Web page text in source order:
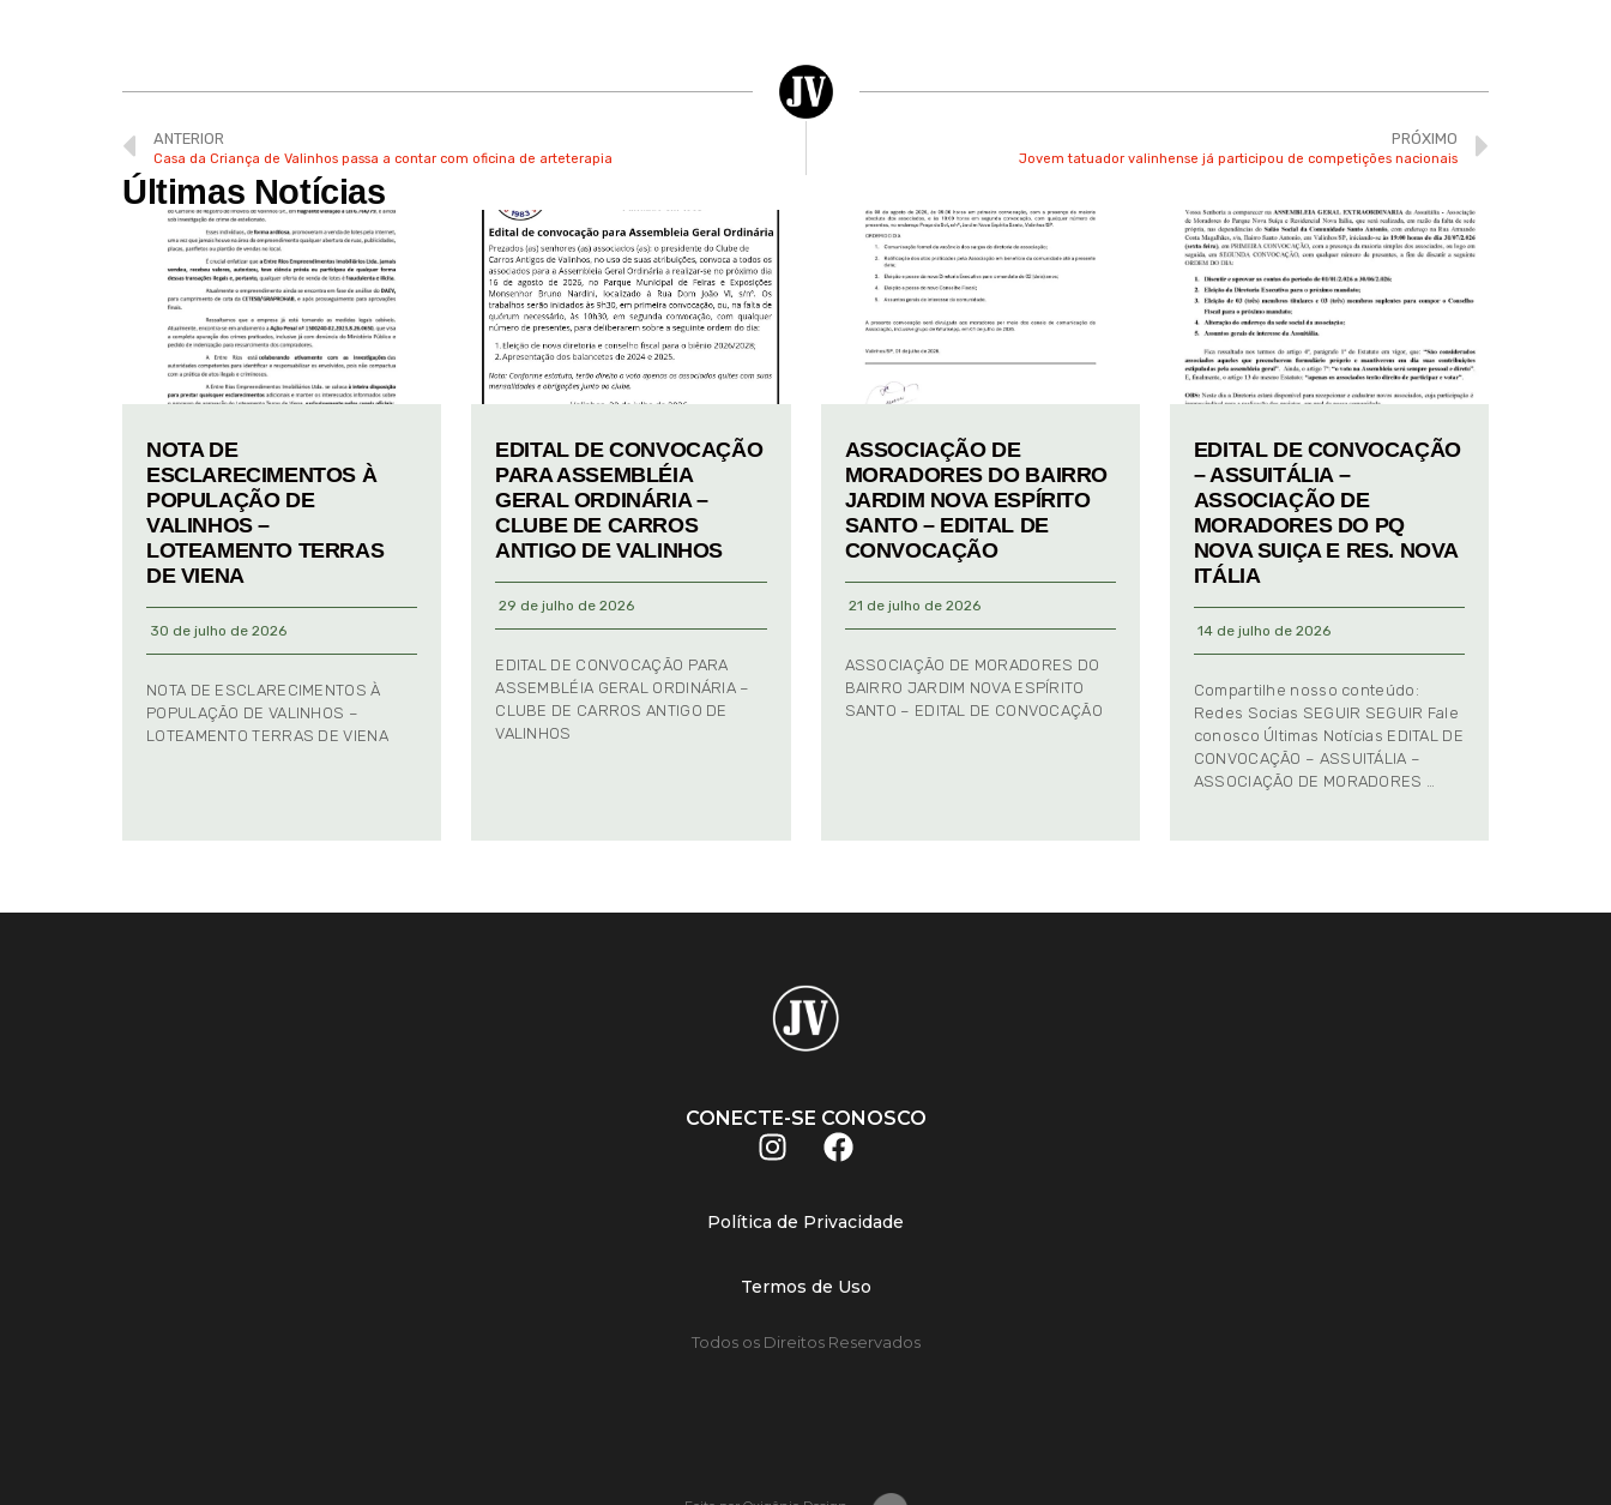
ANTERIOR
Casa da Criança de Valinhos passa a contar com oficina de arteterapia
PRÓXIMO
Jovem tatuador valinhense já participou de competições nacionais
Últimas Notícias
NOTA DE
ESCLARECIMENTOS À
POPULAÇÃO DE
VALINHOS –
LOTEAMENTO TERRAS
DE VIENA
30 de julho de 2026
NOTA DE ESCLARECIMENTOS À
POPULAÇÃO DE VALINHOS –
LOTEAMENTO TERRAS DE VIENA
EDITAL DE CONVOCAÇÃO
PARA ASSEMBLÉIA
GERAL ORDINÁRIA –
CLUBE DE CARROS
ANTIGO DE VALINHOS
29 de julho de 2026
EDITAL DE CONVOCAÇÃO PARA
ASSEMBLÉIA GERAL ORDINÁRIA –
CLUBE DE CARROS ANTIGO DE
VALINHOS
ASSOCIAÇÃO DE
MORADORES DO BAIRRO
JARDIM NOVA ESPÍRITO
SANTO – EDITAL DE
CONVOCAÇÃO
21 de julho de 2026
ASSOCIAÇÃO DE MORADORES DO
BAIRRO JARDIM NOVA ESPÍRITO
SANTO – EDITAL DE CONVOCAÇÃO
EDITAL DE CONVOCAÇÃO
– ASSUITÁLIA –
ASSOCIAÇÃO DE
MORADORES DO PQ
NOVA SUIÇA E RES. NOVA
ITÁLIA
14 de julho de 2026
Compartilhe nosso conteúdo:
Redes Socias SEGUIR SEGUIR Fale
conosco Últimas Notícias EDITAL DE
CONVOCAÇÃO – ASSUITÁLIA –
ASSOCIAÇÃO DE MORADORES …
CONECTE-SE CONOSCO
Política de Privacidade
Termos de Uso
Todos os Direitos Reservados